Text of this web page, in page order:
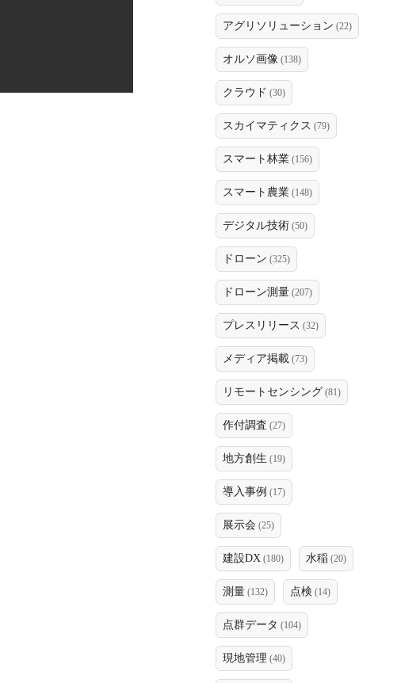
アグリソリューション (22)
オルソ画像 (138)
クラウド (30)
スカイマティクス (79)
スマート林業 (156)
スマート農業 (148)
デジタル技術 (50)
ドローン (325)
ドローン測量 (207)
プレスリリース (32)
メディア掲載 (73)
リモートセンシング (81)
作付調査 (27)
地方創生 (19)
導入事例 (17)
展示会 (25)
建設DX (180) 水稲 (20)
測量 (132) 点検 (14)
点群データ (104)
現地管理 (40)